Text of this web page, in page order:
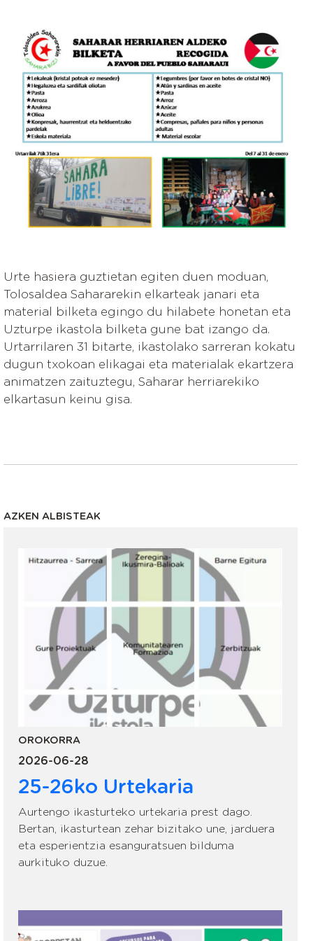
Irudia
Urte hasiera guztietan egiten duen moduan,
Tolosaldea Sahararekin elkarteak janari eta
material bilketa egingo du hilabete honetan eta
Uzturpe ikastola bilketa gune bat izango da.
Urtarrilaren 31 bitarte, ikastolako sarreran kokatu
dugun txokoan elikagai eta materialak ekartzera
animatzen zaituztegu, Saharar herriarekiko
elkartasun keinu gisa.
AZKEN ALBISTEAK
OROKORRA
2026-06-28
25-26ko Urtekaria
Aurtengo ikasturteko urtekaria prest dago.
Bertan, ikasturtean zehar bizitako une, jarduera
eta esperientzia esanguratsuen bilduma
aurkituko duzue.